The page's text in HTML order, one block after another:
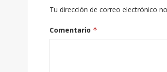
Tu dirección de correo electrónico
Comentario *